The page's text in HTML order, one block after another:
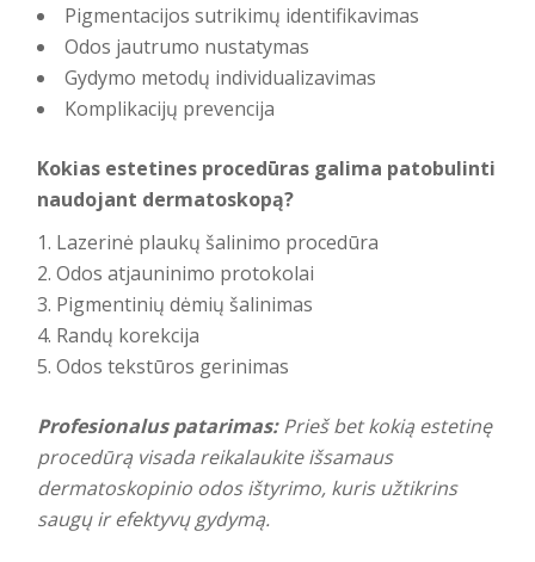
Pigmentacijos sutrikimų identifikavimas
Odos jautrumo nustatymas
Gydymo metodų individualizavimas
Komplikacijų prevencija
Kokias estetines procedūras galima patobulinti
naudojant dermatoskopą?
Lazerinė plaukų šalinimo procedūra
Odos atjauninimo protokolai
Pigmentinių dėmių šalinimas
Randų korekcija
Odos tekstūros gerinimas
Profesionalus patarimas: Prieš bet kokią estetinę
procedūrą visada reikalaukite išsamaus
dermatoskopinio odos ištyrimo, kuris užtikrins
saugų ir efektyvų gydymą.